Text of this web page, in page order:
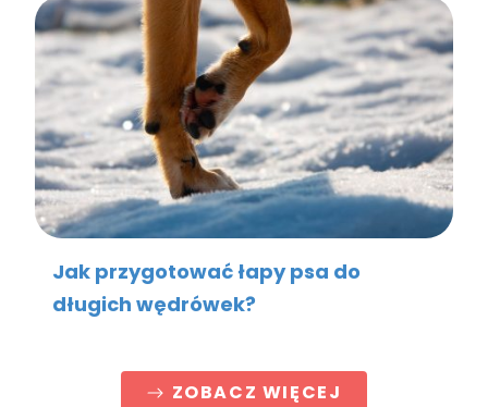
Jak przygotować łapy psa do
długich wędrówek?
ZOBACZ WIĘCEJ